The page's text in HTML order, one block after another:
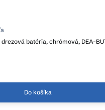
batéria, chrómová, DEA-
Do košíka